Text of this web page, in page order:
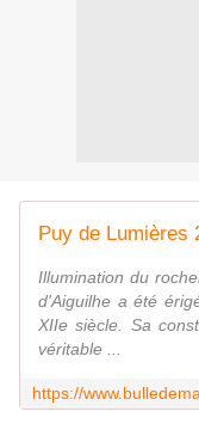
Illumination du
d'Aiguilhe a été
XIIe siècle. Sa
véritable ...